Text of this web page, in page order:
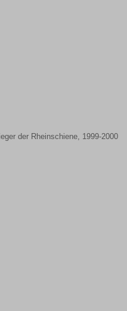
der Rheinschiene, 1999-2000